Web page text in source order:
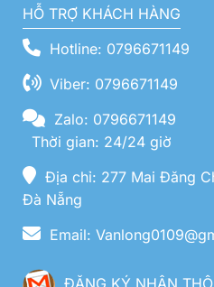
HỖ TRỢ KHÁCH HÀNG
Hotline: 0796671149
Viber: 0796671149
Zalo: 0796671149
Thời gian: 24/24 giờ
Địa chỉ: 277 Mai Đăng
Đà Nẵng
Email: